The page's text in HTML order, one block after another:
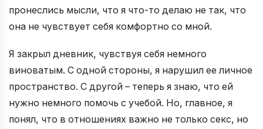
пронеслись мысли, что я что-то делаю не так, что
она не чувствует себя комфортно со мной.
Я закрыл дневник, чувствуя себя немного
виноватым. С одной стороны, я нарушил ее личное
пространство. С другой – теперь я знаю, что ей
нужно немного помочь с учебой. Но, главное, я
понял, что в отношениях важно не только cекc, но